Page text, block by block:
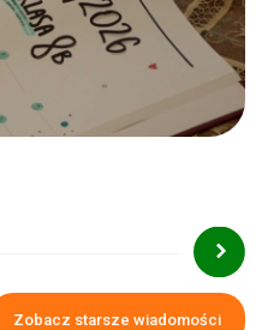
Zobacz starsze wiadomości